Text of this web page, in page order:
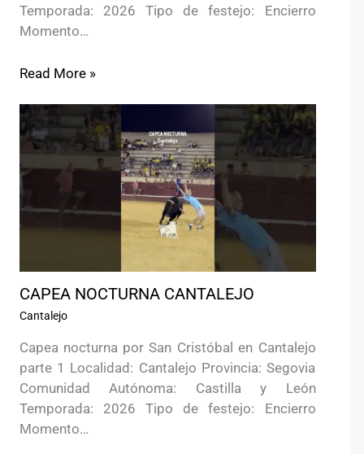
Temporada: 2026 Tipo de festejo: Encierro
Momento…
Read More »
CAPEA NOCTURNA CANTALEJO
Cantalejo
Capea nocturna por San Cristóbal en Cantalejo
parte 1 Localidad: Cantalejo Provincia: Segovia
Comunidad Autónoma: Castilla y León
Temporada: 2026 Tipo de festejo: Encierro
Momento…